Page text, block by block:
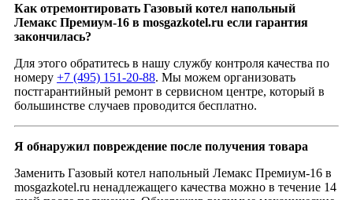
Как отремонтировать Газовый котел напольный
Лемакс Премиум-16 в mosgazkotel.ru если гарантия
закончилась?
Для этого обратитесь в нашу службу контроля качества по
номеру +7 (495) 151-20-88. Мы можем организовать
постгарантийный ремонт в сервисном центре, который в
большинстве случаев проводится бесплатно.
Я обнаружил повреждение после получения товара
Заменить Газовый котел напольный Лемакс Премиум-16 в
mosgazkotel.ru ненадлежащего качества можно в течение 14